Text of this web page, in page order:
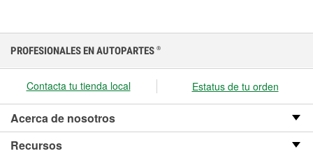
PROFESIONALES EN AUTOPARTES ®
Contacta tu tienda local Estatus de tu orden
Acerca de nosotros
Recursos